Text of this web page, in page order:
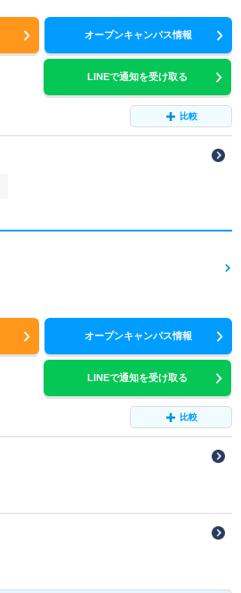
オープンキャンパス情報
LINEで通知を受け取る
比較
オープンキャンパス情報
LINEで通知を受け取る
比較